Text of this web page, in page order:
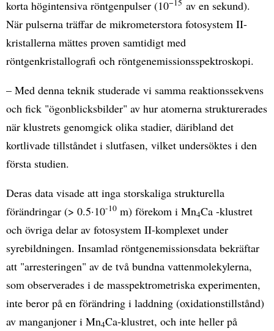
korta högintensiva röntgenpulser (10−15 av en sekund).
När pulserna träffar de mikrometerstora fotosystem II-
kristallerna mättes proven samtidigt med
röntgenkristallografi och röntgenemissionsspektroskopi.
– Med denna teknik studerade vi samma reaktionssekvens
och fick "ögonblicksbilder" av hur atomerna strukturerades
när klustrets genomgick olika stadier, däribland det
kortlivade tillståndet i slutfasen, vilket undersöktes i den
första studien.
Deras data visade att inga storskaliga strukturella
förändringar (> 0.5·10-10 m) förekom i Mn4Ca -klustret
och övriga delar av fotosystem II-komplexet under
syrebildningen. Insamlad röntgenemissionsdata bekräftar
att "arresteringen" av de två bundna vattenmolekylerna,
som observerades i de masspektrometriska experimenten,
inte beror på en förändring i laddning (oxidationstillstånd)
av manganjoner i Mn4Ca-klustret, och inte heller på